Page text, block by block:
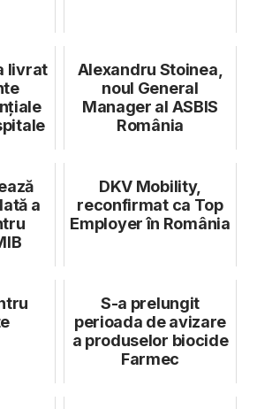
livrat
Alexandru Stoinea,
noul General
Manager al ASBIS
România
a
DKV Mobility,
reconfirmat ca Top
Employer în România
S-a prelungit
perioada de avizare
a produselor biocide
Farmec